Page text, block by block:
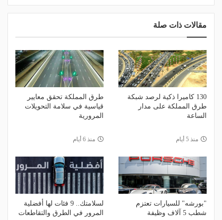
مقالات ذات صلة
130 كاميرا ذكية لرصد شبكة
طرق المملكة على مدار
الساعة
منذ 5 أيام
طرق المملكة تحقق معايير
قياسية في سلامة التحويلات
المرورية
منذ 6 أيام
"بورشه" للسيارات تعتزم
شطب 5 آلاف وظيفة
لسلامتك.. 9 فئات لها أفضلية
المرور في الطرق والتقاطعات